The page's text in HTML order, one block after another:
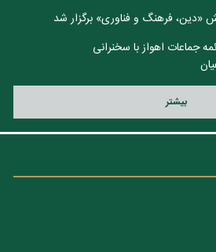
فرهنگ و فناوری» برگزار شد
جماعات اهواز با سخنرانی
بيشتر